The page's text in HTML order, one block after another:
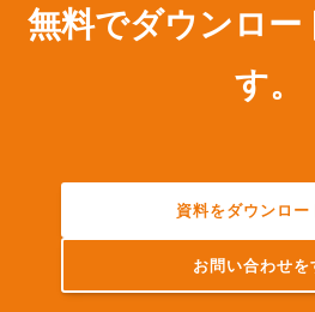
無料でダウンロー
す。
資料をダウンロー
お問い合わせを